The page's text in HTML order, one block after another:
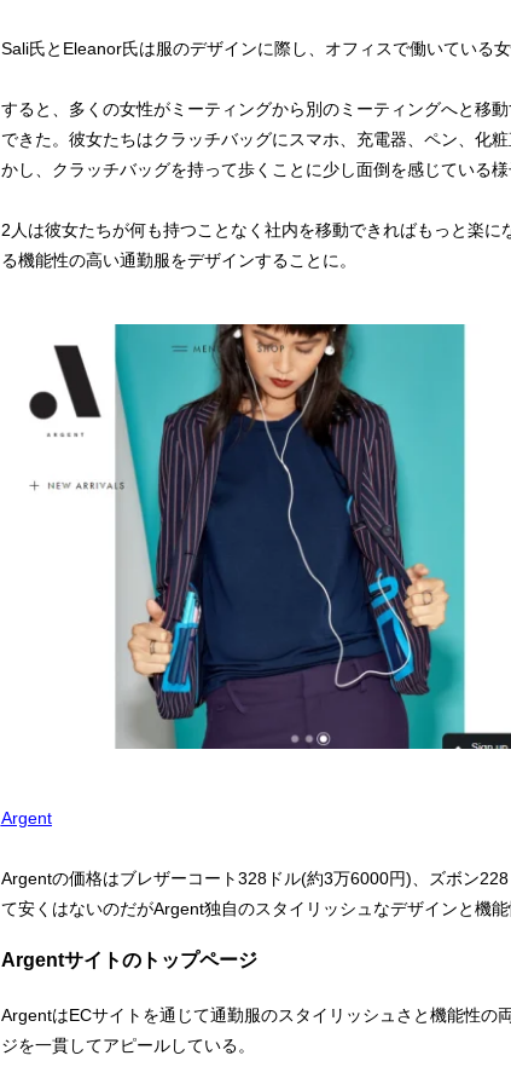
Sali氏とEleanor氏は服のデザインに際し、オフィスで働いている
すると、多くの女性がミーティングから別のミーティングへと移
できた。彼女たちはクラッチバッグにスマホ、充電器、ペン、化
かし、クラッチバッグを持って歩くことに少し面倒を感じている様
2人は彼女たちが何も持つことなく社内を移動できればもっと楽
る機能性の高い通勤服をデザインすることに。
Argent
Argentの価格はブレザーコート328ドル(約3万6000円)、ズボン
て安くはないのだがArgent独自のスタイリッシュなデザインと機
Argentサイトのトップページ
ArgentはECサイトを通じて通勤服のスタイリッシュさと機能性の
ジを一貫してアピールしている。